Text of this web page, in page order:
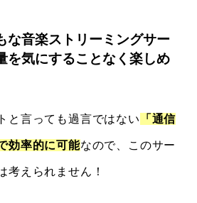
な音楽ストリーミングサー
を気にすることなく楽しめ
と言っても過言ではない 「通信
効率的に可能なので、このサー
考えられません！